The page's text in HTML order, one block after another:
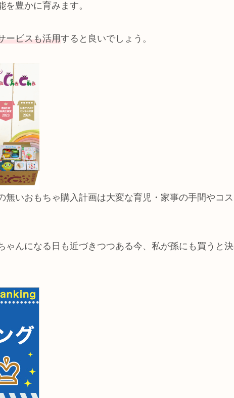
を豊かに育みます。
ービスも活用すると良いでしょう。
無いおもちゃ購入計画は大変な育児・家事の手間やコ
ゃんになる日も近づきつつある今、私が孫にも買うと